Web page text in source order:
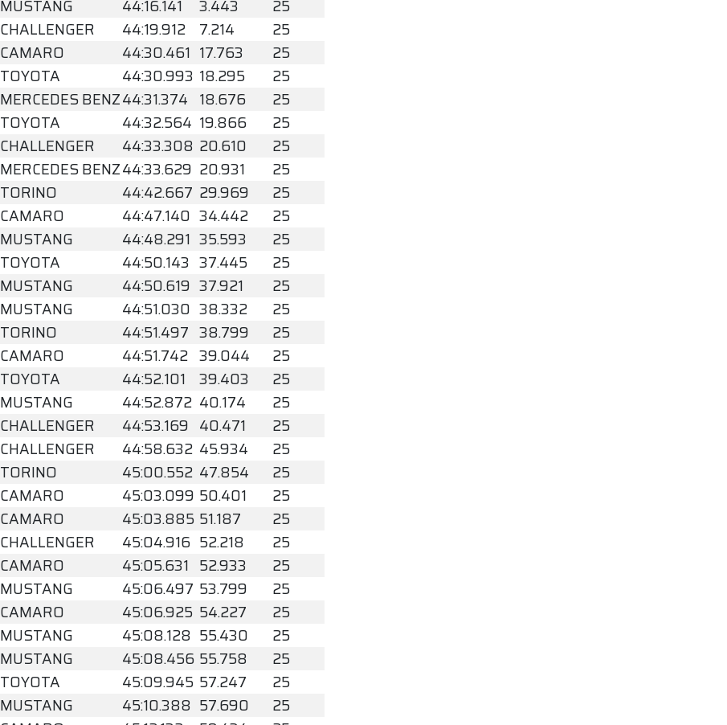
MUSTANG 44:16.141 3.443
25
CHALLENGER 44:19.912 7.214
25
CAMARO 44:30.461 17.763
25
TOYOTA 44:30.993 18.295
25
MERCEDES BENZ44:31.374 18.676
25
TOYOTA 44:32.564 19.866
25
CHALLENGER 44:33.308 20.610
25
MERCEDES BENZ44:33.629 20.931
25
TORINO 44:42.667 29.969
25
CAMARO 44:47.140 34.442
25
MUSTANG 44:48.291 35.593
25
TOYOTA 44:50.143 37.445
25
MUSTANG 44:50.619 37.921
25
MUSTANG 44:51.030 38.332
25
TORINO 44:51.497 38.799
25
CAMARO 44:51.742 39.044
25
TOYOTA 44:52.101 39.403
25
MUSTANG 44:52.872 40.174
25
CHALLENGER 44:53.169 40.471
25
CHALLENGER 44:58.632 45.934
25
TORINO 45:00.552 47.854
25
CAMARO 45:03.099 50.401
25
CAMARO 45:03.885 51.187
25
CHALLENGER 45:04.916 52.218
25
CAMARO 45:05.631 52.933
25
MUSTANG 45:06.497 53.799
25
CAMARO 45:06.925 54.227
25
MUSTANG 45:08.128 55.430
25
MUSTANG 45:08.456 55.758
25
TOYOTA 45:09.945 57.247
25
MUSTANG 45:10.388 57.690
25